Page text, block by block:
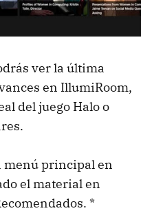
ver la última
en IllumiRoom,
del juego Halo o
menú principal en
el material en
*